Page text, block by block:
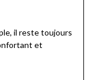
il reste toujours
et